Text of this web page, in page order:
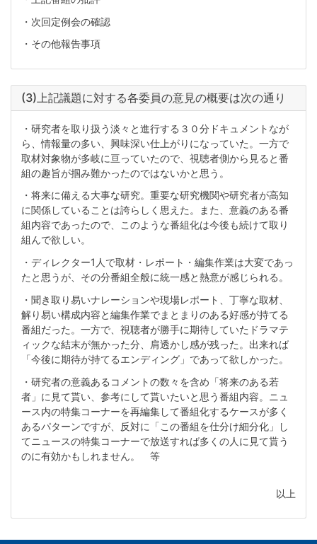
・次回定例会の確認
・その他報告事項
(3)上記議題に対する各委員の意見の概要は次の通り
・研究者を取り扱う淡々と進行する３０分ドキュメントなが
ら、情報量の多い、興味深い仕上がりになっていた。一方で
取材対象物が多岐に亘っていたので、視聴者側から見ると番
組の趣旨が掴み難かったのではないかと思う。
・将来に備える大事な研究。重要な研究機関や研究者が高知
に関係していることは誇らしく思えた。また、意義のある番
組内容であったので、このような番組化は今後も続けて取り
組んで欲しい。
・ディレクター1人で取材・レポート・編集作業は大変であっ
たと思うが、その分番組全般に統一感と熱意が感じられる。
・聞き取り易いナレーションや現場レポート、丁寧な取材、
解り易い構成内容と編集作業でまとまりのある好感が持てる
番組だった。一方で、視聴者が勝手に期待していたドラマテ
ィックな結末が無かった分、肩透かし感が残った。出来れば
「今後に期待が持てるエンディング」であって欲しかった。
・研究者の意義あるコメントの数々を含め「将来のある若
者」に見て貰い、参考にして貰いたいと思う番組内容。ニュ
ース内の特集コーナーを再編集して番組化するケースが多く
あるパターンですが、反対に「この番組を仕分け細分化」し
てニュースの特集コーナーで放送すれば多くの人に見て貰う
のに有効かもしれません。 等
以上